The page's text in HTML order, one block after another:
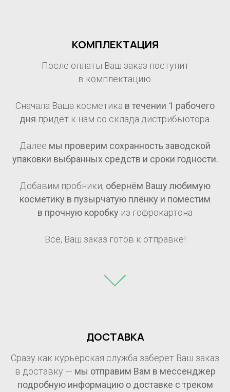
КОМПЛЕКТАЦИЯ
После оплаты Ваш заказ поступит
в комплектацию.
Сначала Ваша косметика в течении 1 рабочего
дня придёт к нам со склада дистрибьютора.
Далее мы проверим сохранность заводской
упаковки выбранных средств и сроки годности.
Добавим пробники, обернём Вашу любимую
косметику в пузырчатую плёнку и поместим
в прочную коробку из гофрокартона
Всё, Ваш заказ готов к отправке!
ДОСТАВКА
Сразу как курьерская служба заберет Ваш заказ
в доставку — мы отправим Вам в мессенджер
подробную информацию о доставке с треком